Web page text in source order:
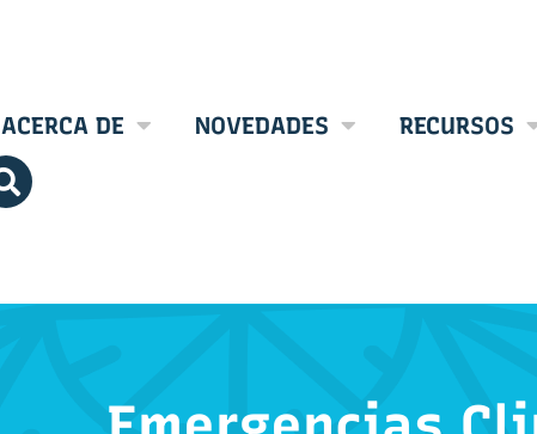
ACERCA DE NOVEDADES RECURSOS